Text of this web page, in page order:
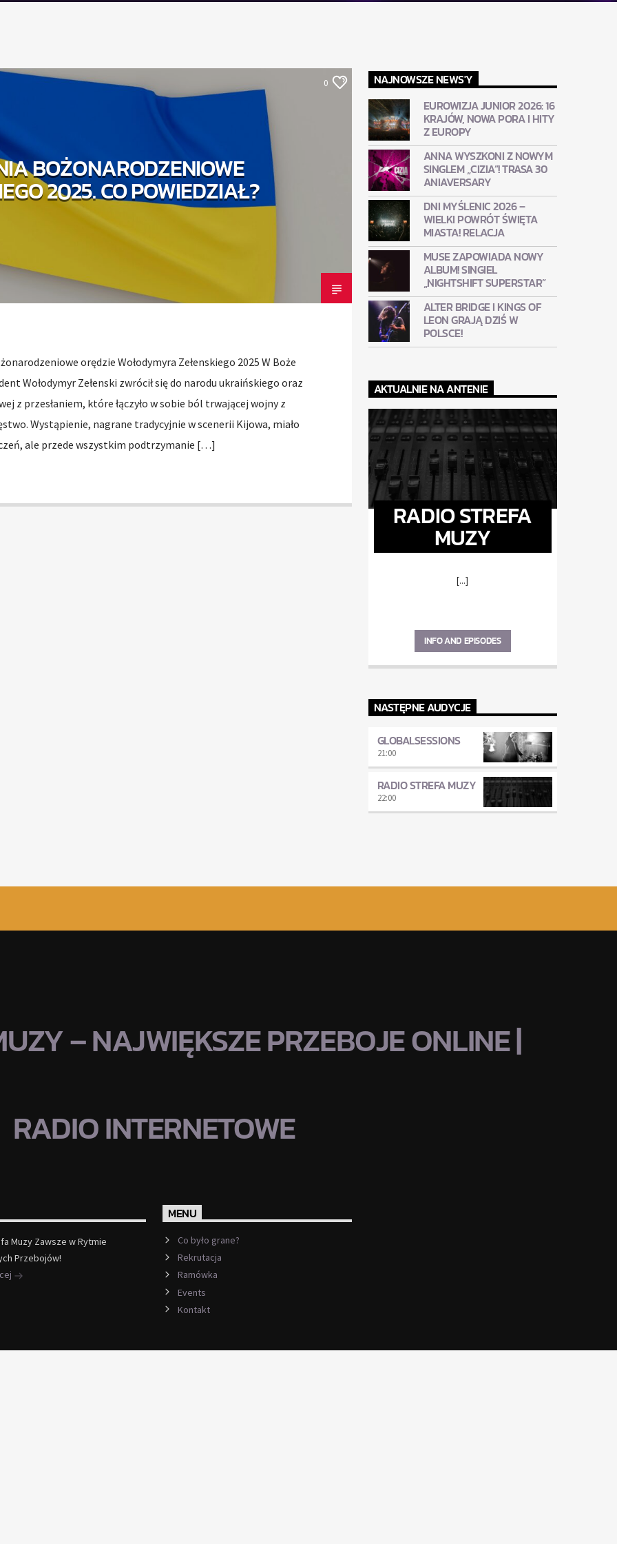
0
BOŻONARODZENIOWE
2025. CO POWIEDZIAŁ?
orędzie Wołodymyra Zełenskiego 2025 W Boże
Wołodymyr Zełenski zwrócił się do narodu ukraińskiego oraz
z przesłaniem, które łączyło w sobie ból trwającej wojny z
Wystąpienie, nagrane tradycyjnie w scenerii Kijowa, miało
ale przede wszystkim podtrzymanie […]
NAJNOWSZE NEWS'Y
EUROWIZJA JUNIOR 2026: 16
KRAJÓW, NOWA PORA I HITY
Z EUROPY
ANNA WYSZKONI Z NOWYM
SINGLEM „CIZIA”! TRASA 30
ANIAVERSARY
DNI MYŚLENIC 2026 –
WIELKI POWRÓT ŚWIĘTA
MIASTA! RELACJA
MUSE ZAPOWIADA NOWY
ALBUM! SINGIEL
„NIGHTSHIFT SUPERSTAR”
ALTER BRIDGE I KINGS OF
LEON GRAJĄ DZIŚ W
POLSCE!
AKTUALNIE NA ANTENIE
RADIO STREFA
MUZY
[...]
INFO AND EPISODES
NASTĘPNE AUDYCJE
GLOBALSESSIONS
21:00
RADIO STREFA MUZY
22:00
– NAJWIĘKSZE PRZEBOJE ONLINE |
RADIO INTERNETOWE
Muzy Zawsze w Rytmie
Przebojów!
MENU
Co było grane?
Rekrutacja
Ramówka
Events
Kontakt